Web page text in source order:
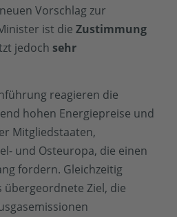
Vorschlag zur
ist dieZustimmung
jedoch sehr
reagieren die
hohen Energiepreise und
Mitgliedstaaten,
und Osteuropa, die einen
fordern. Gleichzeitig
übergeordnete Ziel, die